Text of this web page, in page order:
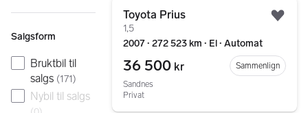
Salgsform
Bruktbil til
salgs (171)
Nybil til salgs
Toyota Prius
1,5
2007 ∙ 272 523 km ∙ El ∙ Automat
36 500 kr
Sammenlign
Sandnes
Privat